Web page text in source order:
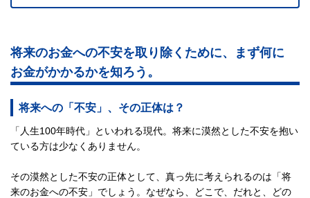
将来のお金への不安を取り除くために、まず何に
お金がかかるかを知ろう。
将来への「不安」、その正体は？
「人生100年時代」といわれる現代。将来に漠然とした不安を抱い
ている方は少なくありません。
その漠然とした不安の正体として、真っ先に考えられるのは「将
来のお金への不安」でしょう。なぜなら、どこで、だれと、どの